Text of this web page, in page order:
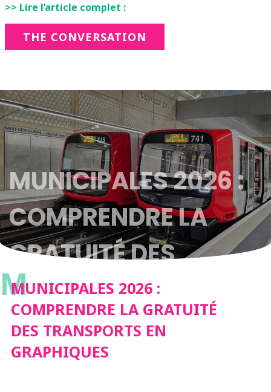
>> Lire l’article complet :
THE CONVERSATION
MUNICIPALES 2026 :
COMPRENDRE LA
GRATUITÉ DES
TRANSPORTS EN
GRAPHIQUES
M
MUNICIPALES 2026 :
COMPRENDRE LA GRATUITÉ
DES TRANSPORTS EN
GRAPHIQUES